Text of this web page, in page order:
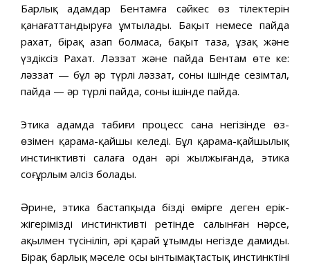
Барлық адамдар Бентамға сәйкес өз тілектерін
қанағаттандыруға ұмтылады. Бақыт немесе пайда
рахат, бірақ азап болмаса, бақыт таза, ұзақ және
үздіксіз Рахат. Ләззат және пайда Бентам өте кең:
ләззат — бұл әр түрлі ләззат, соның ішінде сезімтал,
пайда — әр түрлі пайда, соның ішінде пайда.
Этика адамда табиғи процесс сана негізінде өз-
өзімен қарама-қайшы келеді. Бұл қарама-қайшылық
инстинктивті салаға одан әрі жылжығанда, этика
соғұрлым әлсіз болады.
Әрине, этика бастапқыда біздің өмірге деген ерік-
жігерімізді инстинктивті ретінде салынған нәрсе,
ақылмен түсініліп, әрі қарай ұтымды негізде дамиды.
Бірақ барлық мәселе осы ынтымақтастық инстинктінің